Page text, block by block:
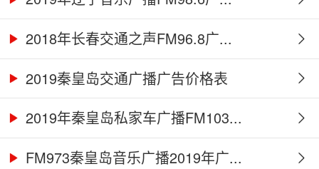
2018年长春交通之声FM96.8广...
2019秦皇岛交通广播广告价格表
2019年秦皇岛私家车广播FM103...
FM973秦皇岛音乐广播2019年广...